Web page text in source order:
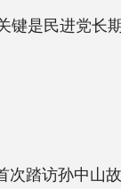
是民进党长
踏访孙中山故